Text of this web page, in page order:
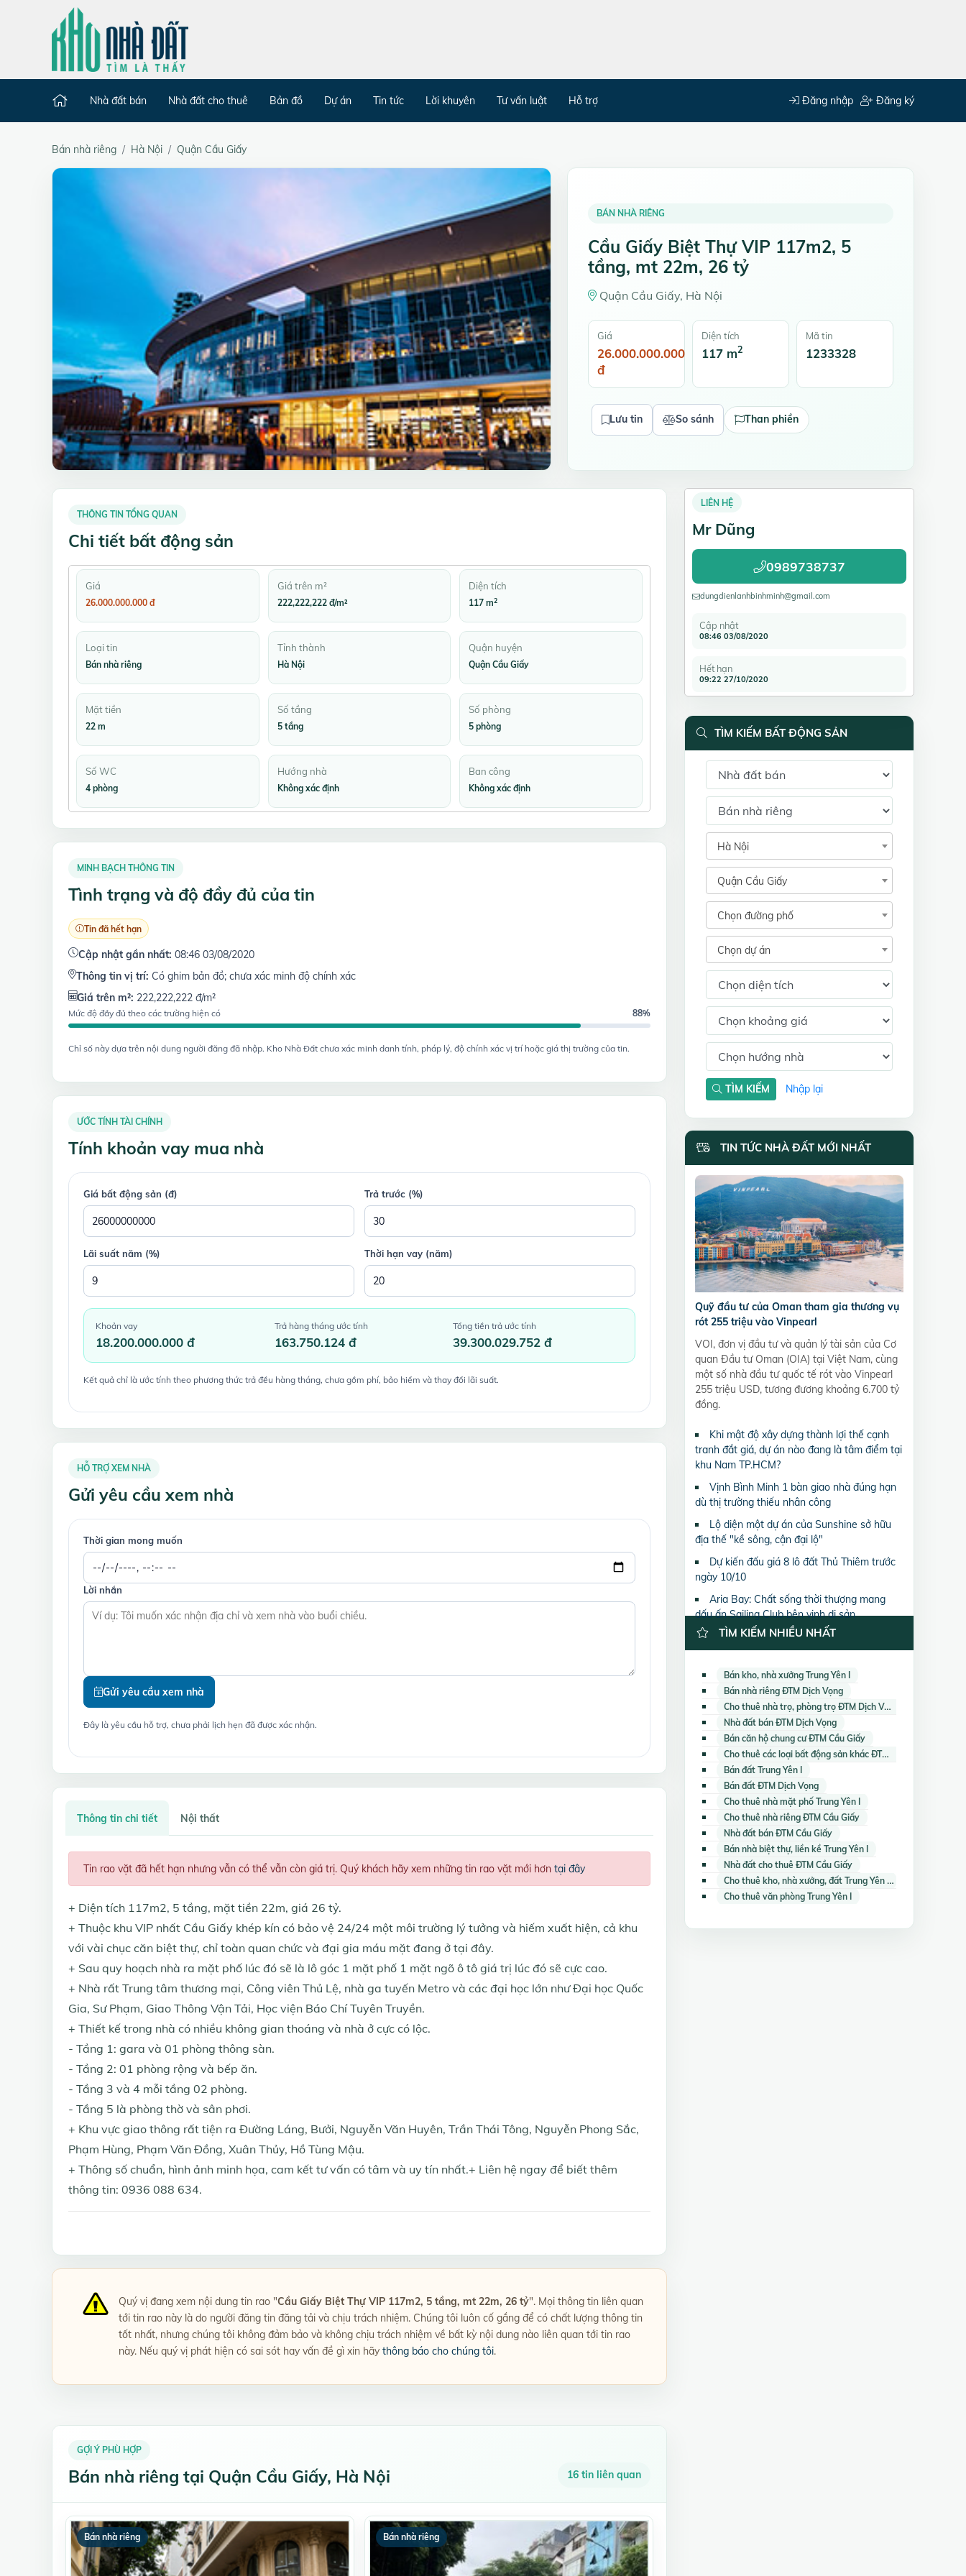
Nhà đất bán Nhà đất cho thuê Bản đồ Dự án Tin tức Lời khuyên Tư vấn luật Hỗ trợ Đăng nhập Đăng ký
Bán nhà riêng Hà Nội Quận Cầu Giấy
BÁN NHÀ RIÊNG
Cầu Giấy Biệt Thự VIP 117m2, 5
tầng, mt 22m, 26 tỷ
Quận Cầu Giấy, Hà Nội
Giá
26.000.000.000
đ
Diện tích
117 m2
Mã tin
1233328
Lưu tin So sánh Than phiền
THÔNG TIN TỔNG QUAN
Chi tiết bất động sản
Giá
26.000.000.000 đ
Giá trên m²
222,222,222 đ/m²
Diện tích
117 m2
Loại tin
Bán nhà riêng
Tỉnh thành
Hà Nội
Quận huyện
Quận Cầu Giấy
Mặt tiền
22 m
Số tầng
5 tầng
Số phòng
5 phòng
Số WC
4 phòng
Hướng nhà
Không xác định
Ban công
Không xác định
MINH BẠCH THÔNG TIN
Tình trạng và độ đầy đủ của tin
Tin đã hết hạn
Cập nhật gần nhất: 08:46 03/08/2020
Thông tin vị trí: Có ghim bản đồ; chưa xác minh độ chính xác
Giá trên m²: 222,222,222 đ/m²
Mức độ đầy đủ theo các trường hiện có 88%
Chỉ số này dựa trên nội dung người đăng đã nhập. Kho Nhà Đất chưa xác minh danh tính, pháp lý, độ chính xác vị trí hoặc giá thị trường của tin.
ƯỚC TÍNH TÀI CHÍNH
Tính khoản vay mua nhà
Giá bất động sản (đ) Trả trước (%)
Lãi suất năm (%) Thời hạn vay (năm)
Khoản vay
18.200.000.000 đ
Trả hàng tháng ước tính
163.750.124 đ
Tổng tiền trả ước tính
39.300.029.752 đ
Kết quả chỉ là ước tính theo phương thức trả đều hàng tháng, chưa gồm phí, bảo hiểm và thay đổi lãi suất.
HỖ TRỢ XEM NHÀ
Gửi yêu cầu xem nhà
Thời gian mong muốn
Lời nhắn
Gửi yêu cầu xem nhà
Đây là yêu cầu hỗ trợ, chưa phải lịch hẹn đã được xác nhận.
Thông tin chi tiết Nội thất
Tin rao vặt đã hết hạn nhưng vẫn có thể vẫn còn giá trị. Quý khách hãy xem những tin rao vặt mới hơn tại đây
+ Diện tích 117m2, 5 tầng, mặt tiền 22m, giá 26 tỷ.
+ Thuộc khu VIP nhất Cầu Giấy khép kín có bảo vệ 24/24 một môi trường lý tưởng và hiếm xuất hiện, cả khu
với vài chục căn biệt thự, chỉ toàn quan chức và đại gia máu mặt đang ở tại đây.
+ Sau quy hoạch nhà ra mặt phố lúc đó sẽ là lô góc 1 mặt phố 1 mặt ngõ ô tô giá trị lúc đó sẽ cực cao.
+ Nhà rất Trung tâm thương mại, Công viên Thủ Lệ, nhà ga tuyến Metro và các đại học lớn như Đại học Quốc
Gia, Sư Phạm, Giao Thông Vận Tải, Học viện Báo Chí Tuyên Truyền.
+ Thiết kế trong nhà có nhiều không gian thoáng và nhà ở cực có lộc.
- Tầng 1: gara và 01 phòng thông sàn.
- Tầng 2: 01 phòng rộng và bếp ăn.
- Tầng 3 và 4 mỗi tầng 02 phòng.
- Tầng 5 là phòng thờ và sân phơi.
+ Khu vực giao thông rất tiện ra Đường Láng, Bưởi, Nguyễn Văn Huyên, Trần Thái Tông, Nguyễn Phong Sắc,
Phạm Hùng, Phạm Văn Đồng, Xuân Thủy, Hồ Tùng Mậu.
+ Thông số chuẩn, hình ảnh minh họa, cam kết tư vấn có tâm và uy tín nhất.+ Liên hệ ngay để biết thêm
thông tin: 0936 088 634.
Quý vị đang xem nội dung tin rao "Cầu Giấy Biệt Thự VIP 117m2, 5 tầng, mt 22m, 26 tỷ". Mọi thông tin liên quan
tới tin rao này là do người đăng tin đăng tải và chịu trách nhiệm. Chúng tôi luôn cố gắng để có chất lượng thông tin
tốt nhất, nhưng chúng tôi không đảm bảo và không chịu trách nhiệm về bất kỳ nội dung nào liên quan tới tin rao
này. Nếu quý vị phát hiện có sai sót hay vấn đề gì xin hãy thông báo cho chúng tôi.
GỢI Ý PHÙ HỢP
Bán nhà riêng tại Quận Cầu Giấy, Hà Nội 16 tin liên quan
Bán nhà riêng Bán nhà riêng
LIÊN HỆ
Mr Dũng
0989738737
dungdienlanhbinhminh@gmail.com
Cập nhật
08:46 03/08/2020
Hết hạn
09:22 27/10/2020
TÌM KIẾM BẤT ĐỘNG SẢN
Hà Nội
Quận Cầu Giấy
Chọn đường phố
Chọn dự án
TÌM KIẾM Nhập lại
TIN TỨC NHÀ ĐẤT MỚI NHẤT
Quỹ đầu tư của Oman tham gia thương vụ
rót 255 triệu vào Vinpearl
VOI, đơn vị đầu tư và quản lý tài sản của Cơ
quan Đầu tư Oman (OIA) tại Việt Nam, cùng
một số nhà đầu tư quốc tế rót vào Vinpearl
255 triệu USD, tương đương khoảng 6.700 tỷ
đồng.
Khi mật độ xây dựng thành lợi thế cạnh
tranh đắt giá, dự án nào đang là tâm điểm tại
khu Nam TP.HCM?
Vịnh Bình Minh 1 bàn giao nhà đúng hạn
dù thị trường thiếu nhân công
Lộ diện một dự án của Sunshine sở hữu
địa thế "kề sông, cận đại lộ"
Dự kiến đấu giá 8 lô đất Thủ Thiêm trước
ngày 10/10
Aria Bay: Chất sống thời thượng mang
dấu ấn Sailing Club bên vịnh di sản
TÌM KIẾM NHIỀU NHẤT
Bán kho, nhà xưởng Trung Yên I
Bán nhà riêng ĐTM Dịch Vọng
Cho thuê nhà trọ, phòng trọ ĐTM Dịch Vọng
Nhà đất bán ĐTM Dịch Vọng
Bán căn hộ chung cư ĐTM Cầu Giấy
Cho thuê các loại bất động sản khác ĐTM Cầu Giấy
Bán đất Trung Yên I
Bán đất ĐTM Dịch Vọng
Cho thuê nhà mặt phố Trung Yên I
Cho thuê nhà riêng ĐTM Cầu Giấy
Nhà đất bán ĐTM Cầu Giấy
Bán nhà biệt thự, liền kề Trung Yên I
Nhà đất cho thuê ĐTM Cầu Giấy
Cho thuê kho, nhà xưởng, đất Trung Yên I
Cho thuê văn phòng Trung Yên I